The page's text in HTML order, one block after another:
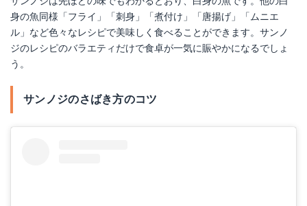
身の魚同様「フライ」「刺身」「煮付け」「唐揚げ」「ムニエ
ル」など色々なレシピで美味しく食べることができます。サンノ
ジのレシピのバラエティだけで食卓が一気に賑やかになるでしょ
う。
サンノジのさばき方のコツ